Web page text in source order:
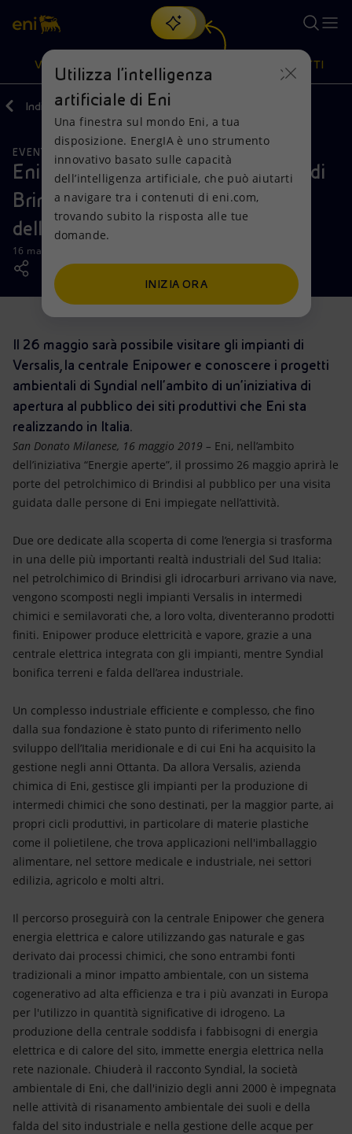
Cerca
scopri EnergIA, la nostra nuova soluzione di intelligenza
artificiale.
VISIONE
Visione
Mission e valori
Persone e Partnership
Net Zero
Modello satellitare
Energia accessibile
Innovazione
Scenari energetici
Azioni
Diversificazione energetica
Tecnologie per la transizione
Collaborazioni per l'innovazione
Attività nel mondo
PRODOTTI
Prodotti
Casa
Imprese
Mobilità
Indietro Media News
EVENTI
Eni apre le porte del petrolchimico di
Brindisi al pubblico nell’ambito
dell’iniziativa “Energie aperte”
16 maggio 2019 - 12:50 CEST
Il 26 maggio sarà possibile visitare gli impianti di
Versalis, la centrale Enipower e conoscere i progetti
ambientali di Syndial nell’ambito di un’iniziativa di
apertura al pubblico dei siti produttivi che Eni sta
realizzando in Italia.
San Donato Milanese, 16 maggio 2019 – Eni, nell’ambito
dell’iniziativa “Energie aperte”, il prossimo 26 maggio aprirà le
porte del petrolchimico di Brindisi al pubblico per una visita
guidata dalle persone di Eni impiegate nell’attività.
Due ore dedicate alla scoperta di come l’energia si trasforma
in una delle più importanti realtà industriali del Sud Italia:
nel petrolchimico di Brindisi gli idrocarburi arrivano via nave,
vengono scomposti negli impianti Versalis in intermedi
chimici e semilavorati che, a loro volta, diventeranno prodotti
finiti. Enipower produce elettricità e vapore, grazie a una
centrale elettrica integrata con gli impianti, mentre Syndial
bonifica terreni e falda dell’area industriale.
Un complesso industriale efficiente e complesso, che fino
dalla sua fondazione è stato punto di riferimento nello
sviluppo dell’Italia meridionale e di cui Eni ha acquisito la
gestione negli anni Ottanta. Da allora Versalis, azienda
chimica di Eni, gestisce gli impianti per la produzione di
intermedi chimici che sono destinati, per la maggior parte, ai
propri cicli produttivi, in particolare di materie plastiche
come il polietilene, che trova applicazioni nell'imballaggio
alimentare, nel settore medicale e industriale, nei settori
edilizia, agricolo e molti altri.
Il percorso proseguirà con la centrale Enipower che genera
energia elettrica e calore utilizzando gas naturale e gas
derivato dai processi chimici, che sono entrambi fonti
tradizionali a minor impatto ambientale, con un sistema
cogenerativo ad alta efficienza e tra i più avanzati in Europa
per l'utilizzo in quantità significative di idrogeno. La
produzione della centrale soddisfa i fabbisogni di energia
elettrica e di calore del sito, immette energia elettrica nella
rete nazionale. Chiuderà il racconto Syndial, la società
ambientale di Eni, che dall'inizio degli anni 2000 è impegnata
nelle attività di risanamento ambientale dei suoli e della
falda del sito industriale e nella gestione delle acque per
Utilizza l'intelligenza
artificiale di Eni
Una finestra sul mondo Eni, a tua
disposizione. EnergIA è uno strumento
innovativo basato sulle capacità
dell’intelligenza artificiale, che può aiutarti
a navigare tra i contenuti di eni.com,
trovando subito la risposta alle tue
domande.
INIZIA ORA